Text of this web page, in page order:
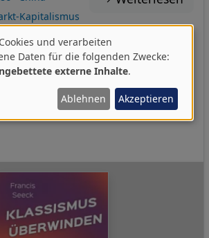
Kapitalismus
Geschichte Gesellschaft
Krieg gegen Drogen
Medien Militär
Sankara, Thomas Staat USA
Wirtschaft Zeitkritik
und verarbeiten
Daten für die folgenden Zwecke:
externe Inhalte.
Ablehnen Akzeptieren